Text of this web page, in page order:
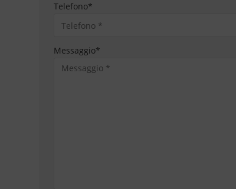
Telefono*
Messaggio*